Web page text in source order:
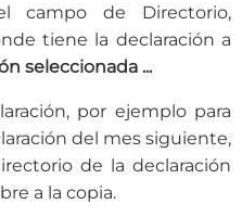
campo de Directorio,
tiene la declaración a
seleccionada ...
por ejemplo para
del mes siguiente,
de la declaración
a la copia.